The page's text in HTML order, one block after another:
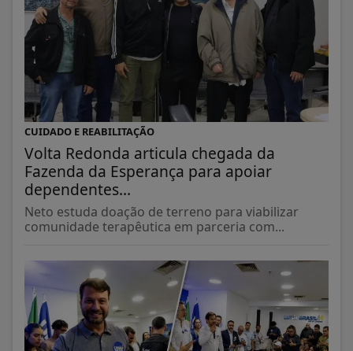
CUIDADO E REABILITAÇÃO
Volta Redonda articula chegada da
Fazenda da Esperança para apoiar
dependentes...
Neto estuda doação de terreno para viabilizar
comunidade terapêutica em parceria com...